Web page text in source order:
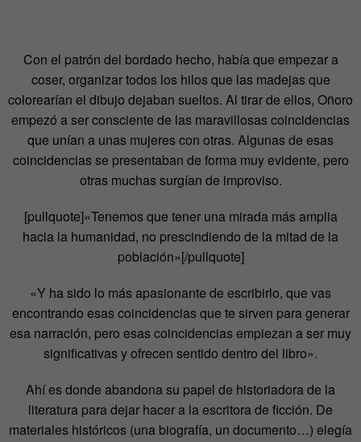
Con el patrón del bordado hecho, había que empezar a
coser, organizar todos los hilos que las madejas que
colorearían el dibujo dejaban sueltos. Al tirar de ellos, Oñoro
empezó a ser consciente de las maravillosas coincidencias
que unían a unas mujeres con otras. Algunas de esas
coincidencias se presentaban de forma muy evidente, pero
otras muchas surgían de improviso.
[pullquote]«Tenemos que tener una mirada más amplia
hacia la humanidad, no prescindiendo de la mitad de la
población»[/pullquote]
«Y ha sido lo más apasionante de escribirlo, que vas
encontrando esas coincidencias que te sirven para generar
esa narración, pero esas coincidencias empiezan a ser muy
significativas y ofrecen sentido dentro del libro».
Ahí es donde abandona su papel de historiadora de la
literatura para dejar hacer a la escritora de ficción. De
materiales históricos (una biografía, un documento…) elegía